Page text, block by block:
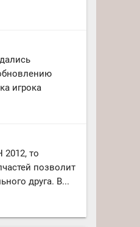
игрока
2012, то
позволит
друга. В...